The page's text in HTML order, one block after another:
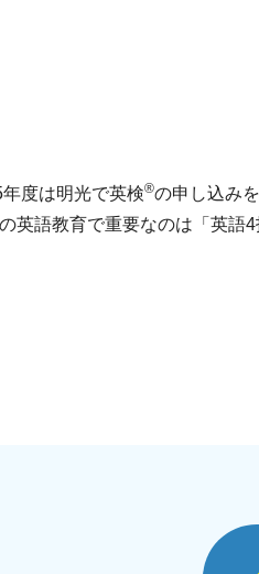
度は明光で英検®の申し込み
英語教育で重要なのは「英語